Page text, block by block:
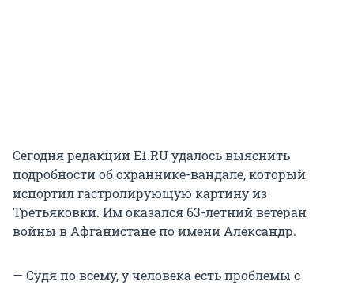
Сегодня редакции Е1.RU удалось выяснить
подробности об охраннике-вандале, который
испортил гастролирующую картину из
Третьяковки. Им оказался 63-летний ветеран
войны в Афганистане по имени Александр.
— Судя по всему, у человека есть проблемы с